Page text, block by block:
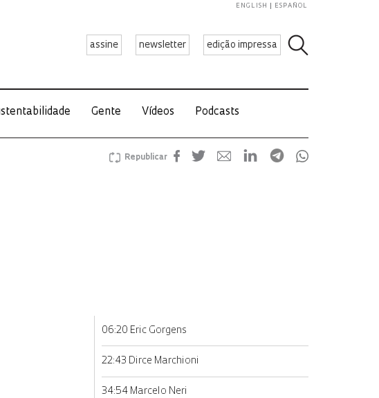
assine newsletter edição impressa
ENGLISH ESPAÑOL
Gente Vídeos Podcasts
Republicar
06:20 Eric Gorgens
22:43 Dirce Marchioni
34:54 Marcelo Neri